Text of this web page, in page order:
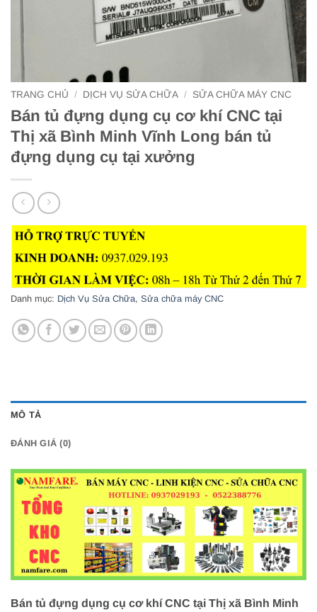
TRANG CHỦ / DỊCH VỤ SỬA CHỮA / SỬA CHỮA MÁY CNC
Bán tủ đựng dụng cụ cơ khí CNC tại
Thị xã Bình Minh Vĩnh Long bán tủ
đựng dụng cụ tại xưởng
Danh mục: Dịch Vụ Sửa Chữa, Sửa chữa máy CNC
MÔ TẢ
ĐÁNH GIÁ (0)
Bán tủ đựng dụng cụ cơ khí CNC tại Thị xã Bình Minh